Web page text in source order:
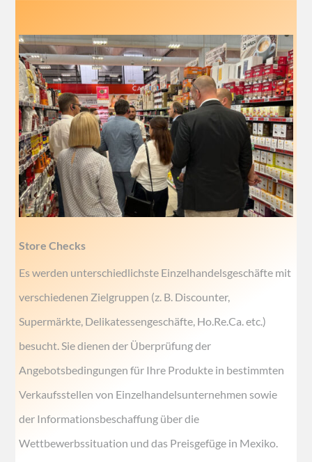
Store Checks
Es werden unterschiedlichste Einzelhandelsgeschäfte mit
verschiedenen Zielgruppen (z. B. Discounter,
Supermärkte, Delikatessengeschäfte, Ho.Re.Ca. etc.)
besucht. Sie dienen der Überprüfung der
Angebotsbedingungen für Ihre Produkte in bestimmten
Verkaufsstellen von Einzelhandelsunternehmen sowie
der Informationsbeschaffung über die
Wettbewerbssituation und das Preisgefüge in Mexiko.